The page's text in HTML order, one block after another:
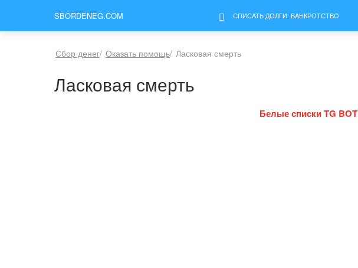
SBORDENEG.COM СПИСАТЬ ДОЛГИ. БАНКРОТСТВО
Сбор денег/ Оказать помощь/ Ласковая смерть
Ласковая смерть
Белые списки TG BOT